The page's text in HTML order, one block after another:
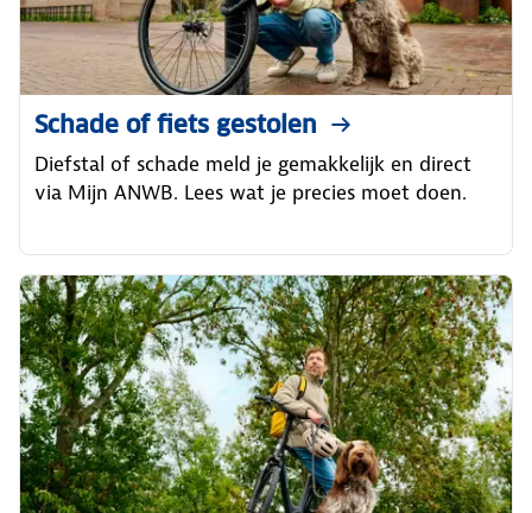
Schade of fiets gestolen
Diefstal of schade meld je gemakkelijk en direct
via Mijn ANWB. Lees wat je precies moet doen.